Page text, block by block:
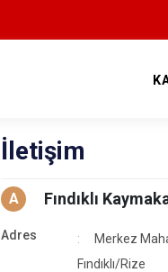
İletişim
A Fındıklı
Adres
Merkez
Fındıklı/Rize